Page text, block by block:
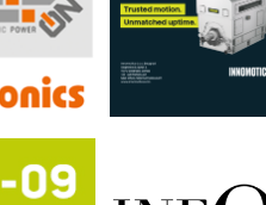
pakovanja · Display
efikasnost bez složenih
oznaka kao dugoročna korist
na prvom mestu!